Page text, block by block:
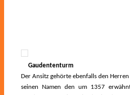
Gaudententurm
Der Ansitz gehörte ebenfalls den
seinen Namen den um 1357